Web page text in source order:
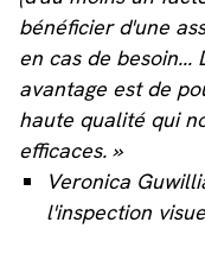
bénéficier d'une
en cas de besoin...
avantage est de
haute qualité qui
efficaces. »
Veronica
l'inspection